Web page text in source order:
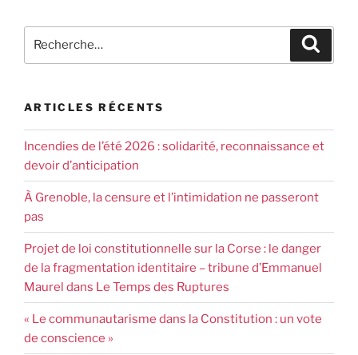
ARTICLES RÉCENTS
Incendies de l’été 2026 : solidarité, reconnaissance et
devoir d’anticipation
À Grenoble, la censure et l’intimidation ne passeront
pas
Projet de loi constitutionnelle sur la Corse : le danger
de la fragmentation identitaire – tribune d’Emmanuel
Maurel dans Le Temps des Ruptures
« Le communautarisme dans la Constitution : un vote
de conscience »